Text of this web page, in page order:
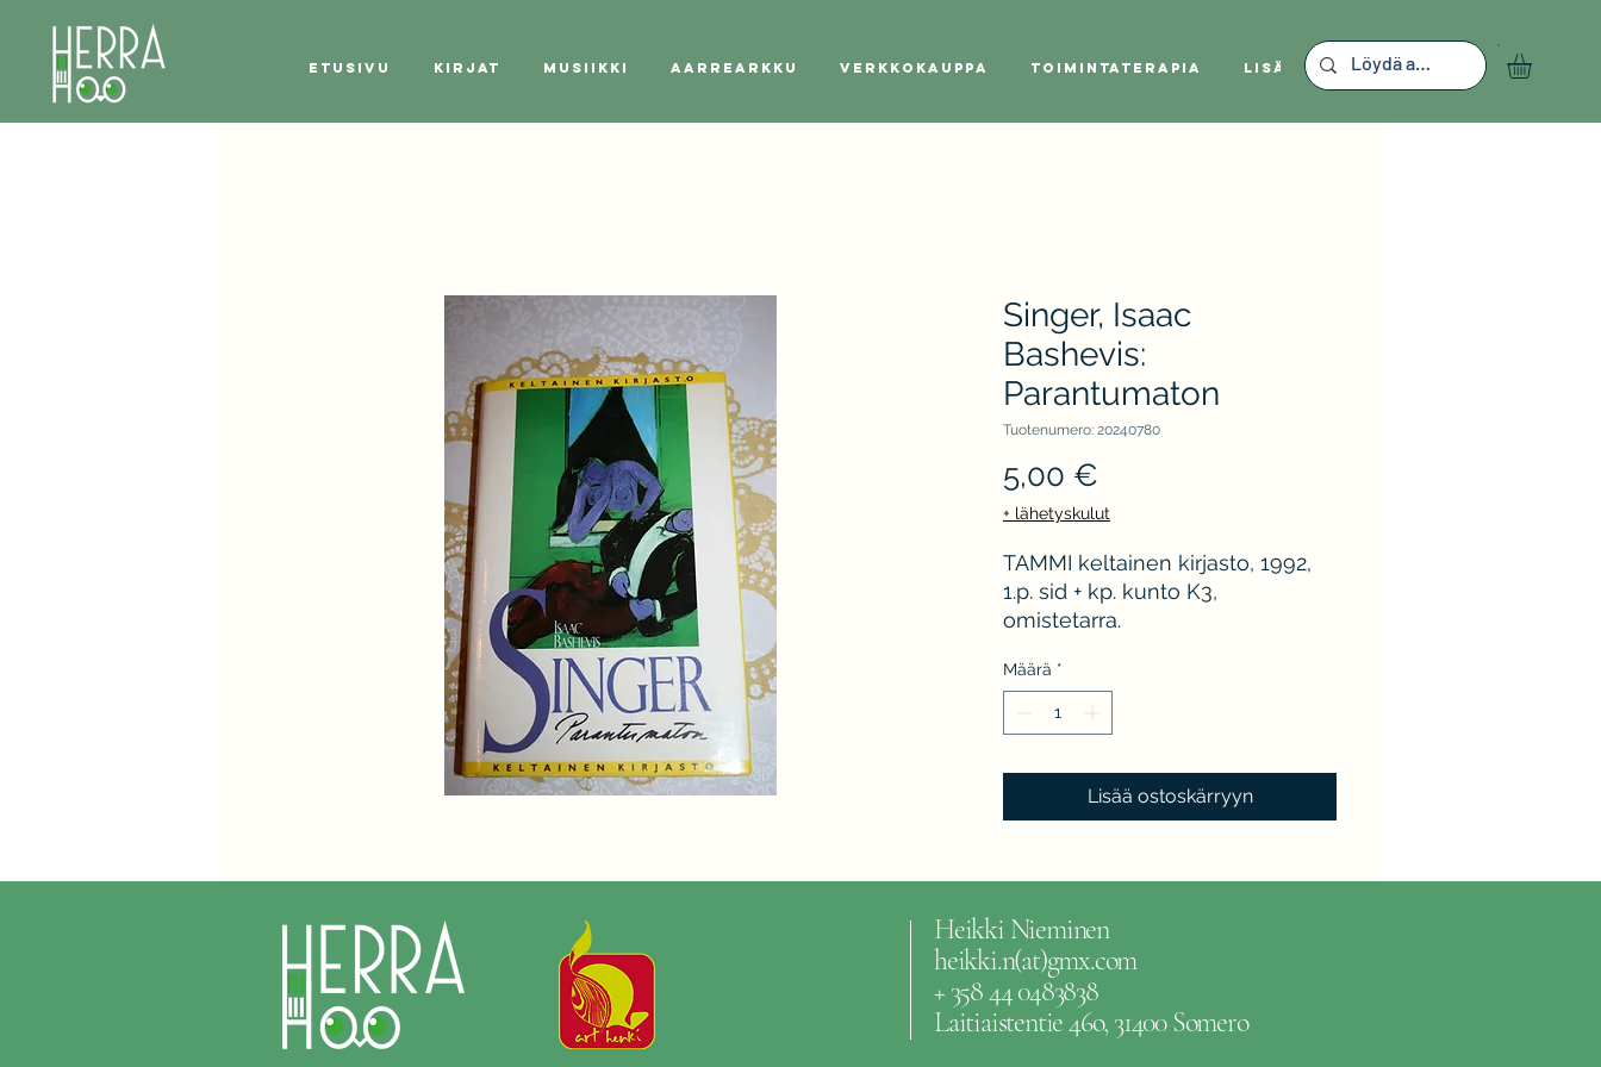
Etusivu Kirjat Musiikki Aarrearkku Verkkokauppa Toimintaterapia Lisää
Singer, Isaac
Bashevis:
Parantumaton
Tuotenumero: 20240780
5,00 €
+ lähetyskulut
TAMMI keltainen kirjasto, 1992,
1.p. sid + kp. kunto K3,
omistetarra.
Määrä *
Lisää ostoskärryyn
Heikki Nieminen
heikki.n(at)gmx.com
+ 358 44 0483838
Laitiaistentie 46o, 31400 Somero